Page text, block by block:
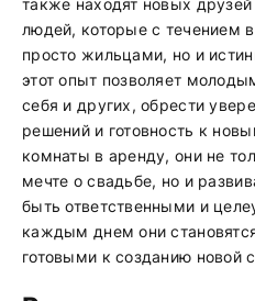
также находят новых
людей, которые с течением
просто жильцами, но и
этот опыт позволяет
себя и других, обрести
решений и готовность к
комнаты в аренду, они не
мечте о свадьбе, но и
быть ответственными и
каждым днем они
готовыми к созданию новой